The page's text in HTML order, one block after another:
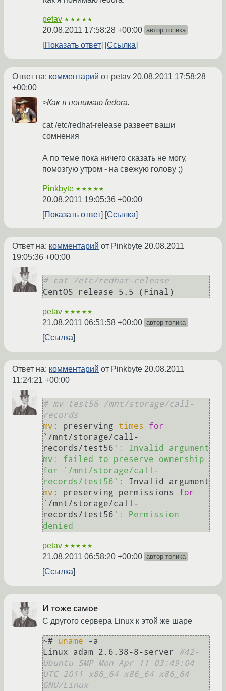
petav ★★★★★
20.08.2011 17:58:28 +00:00 автор топика
Показать ответ Ссылка
Ответ на: комментарий от petav 20.08.2011 17:58:28
+00:00
>Как я понимаю fedora.
cat /etc/redhat-release развеет ваши
сомнения
А по теме пока ничего сказать не могу,
помозгую утром - на свежую голову ;)
Pinkbyte ★★★★★
20.08.2011 19:05:36 +00:00
Показать ответ
Ссылка
Ответ на: комментарий от Pinkbyte 20.08.2011
19:05:36 +00:00
# cat /etc/redhat-release
petav ★★★★★
21.08.2011 06:51:58 +00:00 автор топика
Ссылка
Ответ на: комментарий от Pinkbyte 20.08.2011
11:24:21 +00:00
# mv test56 /mnt/storage/call-
records
mv : preserving times
for
`/mnt/storage/call-
records/test56 ': Invalid argument
mv: failed to preserve ownership
for `/mnt/storage/call-
records/test56'
mv : preserving permissions for
`/mnt/storage/call-
records/test56 ': Permission
petav ★★★★★
21.08.2011 06:58:20 +00:00 автор топика
Ссылка
И тоже самое
С другого сервера Linux к этой же шаре
~# uname -a
Linux adam 2.6.38-8-server #42-
Ubuntu SMP Mon Apr 11 03:49:04
UTC 2011 x86_64 x86_64 x86_64
GNU/Linux